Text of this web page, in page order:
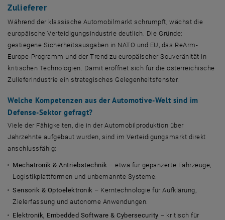
Zulieferer
Während der klassische Automobilmarkt schrumpft, wächst die
europäische Verteidigungsindustrie deutlich. Die Gründe:
gestiegene Sicherheitsausgaben in NATO und EU, das ReArm-
Europe-Programm und der Trend zu europäischer Souveränität in
kritischen Technologien. Damit eröffnet sich für die österreichische
Zulieferindustrie ein strategisches Gelegenheitsfenster.
Welche Kompetenzen aus der Automotive-Welt sind im
Defense-Sektor gefragt?
Viele der Fähigkeiten, die in der Automobilproduktion über
Jahrzehnte aufgebaut wurden, sind im Verteidigungsmarkt direkt
anschlussfähig:
Mechatronik & Antriebstechnik – etwa für gepanzerte Fahrzeuge,
Logistikplattformen und unbemannte Systeme.
Sensorik & Optoelektronik – Kerntechnologie für Aufklärung,
Zielerfassung und autonome Anwendungen.
Elektronik, Embedded Software & Cybersecurity – kritisch für